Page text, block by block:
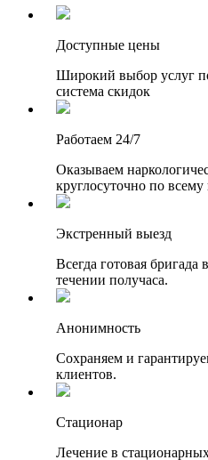
Доступные цены
Широкий выбор услуг
система скидок
Работаем 24/7
Оказываем
круглосуточно по всему
Экстренный выезд
Всегда готовая бригада
течении получаса.
Анонимность
Сохраняем и
клиентов.
Стационар
Лечение в